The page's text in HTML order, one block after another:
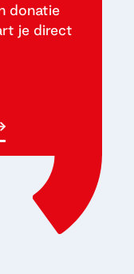
donatie
je direct